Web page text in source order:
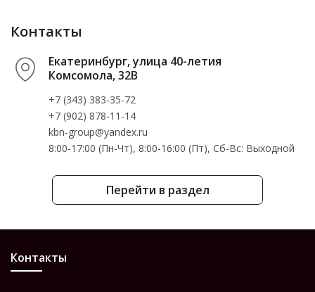
Перейти в раздел
Контакты
Екатеринбург, улица 40-летия
Комсомола, 32В
+7 (343) 383-35-72
+7 (902) 878-11-14
kbn-group@yandex.ru
8:00-17:00 (Пн-Чт), 8:00-16:00 (Пт), Cб-Вс: Выходной
Контакты